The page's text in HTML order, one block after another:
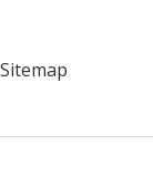
Sitemap